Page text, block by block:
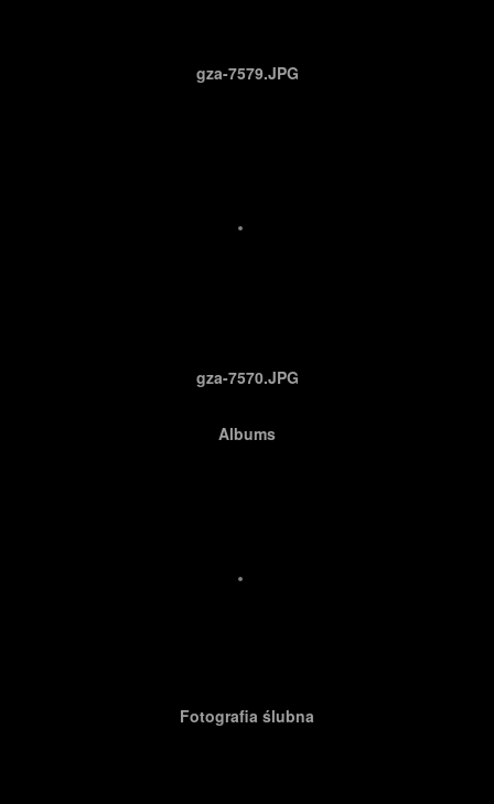
gza-7579.JPG
gza-7570.JPG
Albums
Fotografia ślubna